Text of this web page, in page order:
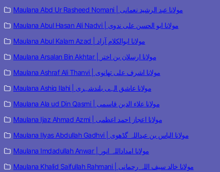
Maulana Abd Ur Rasheed Nomani | مولانا عبد الرشید نعمانی
Maulana Abul Hasan Ali Nadvi | مولانا ابو الحسن علی ندوی
Maulana Abul Kalam Azad | مولانا ابوالکلام آزاد
Maulana Arsalan Bin Akhtar | مولانا ارسلان بن اختر
Maulana Ashraf Ali Thanvi | مولانا اشرف علی تھانوی
Maulana Ashiq Ilahi | مولانا عاشق الہی بلندشہری
Maulana Ala ud Din Qasmi | مولانا علاء الدین قاسمی
Maulana Ijaz Ahmad Azmi | مولانا اعجاز احمد اعظمی
Maulana Ilyas Abdullah Gadhvi | مولانا الیاس بن عبداللہ گڈھوی
Maulana Imdadullah Anwar | مولانا امداداللہ انور
Maulana Khalid Saifullah Rahmani | مولانا خالد سیف اللہ رحمانی